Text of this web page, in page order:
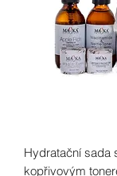
Hydratační sada
kopřivovým